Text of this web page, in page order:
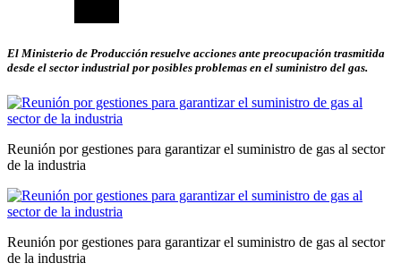
El Ministerio de Producción resuelve acciones ante preocupación trasmitida
desde el sector industrial por posibles problemas en el suministro del gas.
Reunión por gestiones para garantizar el suministro de gas al sector
de la industria
Reunión por gestiones para garantizar el suministro de gas al sector
de la industria